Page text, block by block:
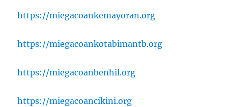
https://miegacoankemayoran.org
https://miegacoankotabimantb.org
https://miegacoanbenhil.org
https://miegacoancikini.org